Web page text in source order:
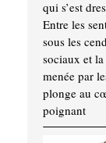
qui s’est
Entre les
sous les
sociaux et
menée par
plonge au
poignant